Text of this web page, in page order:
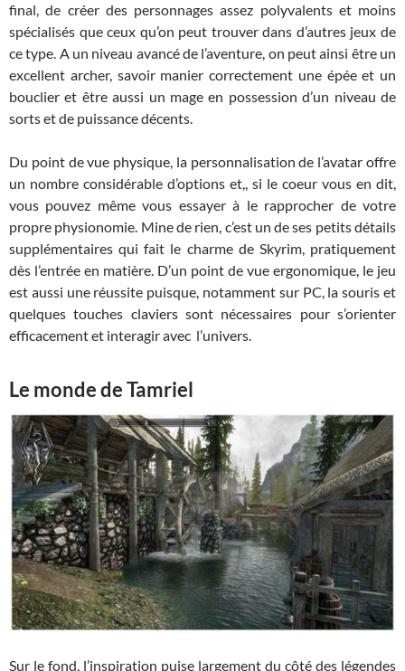
final, de créer des personnages assez polyvalents et moins
spécialisés que ceux qu’on peut trouver dans d’autres jeux de
ce type. A un niveau avancé de l’aventure, on peut ainsi être un
excellent archer, savoir manier correctement une épée et un
bouclier et être aussi un mage en possession d’un niveau de
sorts et de puissance décents.
Du point de vue physique, la personnalisation de l’avatar offre
un nombre considérable d’options et,, si le coeur vous en dit,
vous pouvez même vous essayer à le rapprocher de votre
propre physionomie. Mine de rien, c’est un de ses petits détails
supplémentaires qui fait le charme de Skyrim, pratiquement
dès l’entrée en matière. D’un point de vue ergonomique, le jeu
est aussi une réussite puisque, notamment sur PC, la souris et
quelques touches claviers sont nécessaires pour s’orienter
efficacement et interagir avec l’univers.
Le monde de Tamriel
Sur le fond, l’inspiration puise largement du côté des légendes